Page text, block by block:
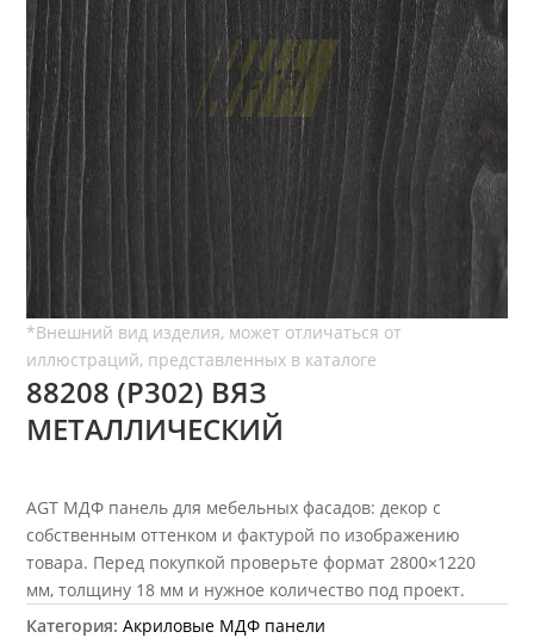
88208 (P302) ВЯЗ
МЕТАЛЛИЧЕСКИЙ
AGT МДФ панель для мебельных фасадов: декор с
собственным оттенком и фактурой по изображению
товара. Перед покупкой проверьте формат 2800×1220
мм, толщину 18 мм и нужное количество под проект.
Категория:Акриловые МДФ панели